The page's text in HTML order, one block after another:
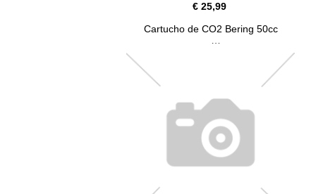
€ 25,99
Cartucho de CO2 Bering 50cc